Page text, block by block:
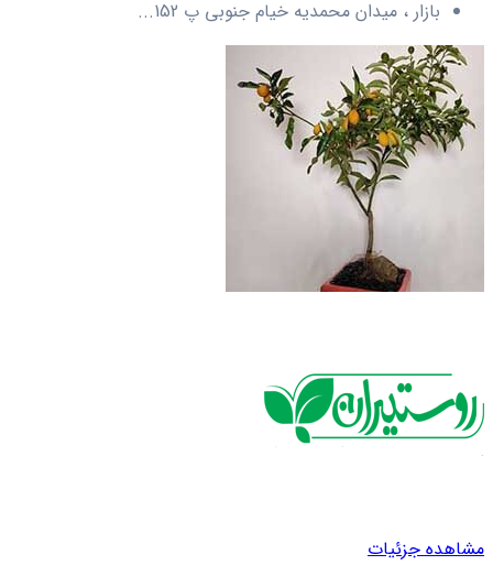
بازار ، میدان محمدیه خیام جنوبی پ 152...
مشاهده جزئیات